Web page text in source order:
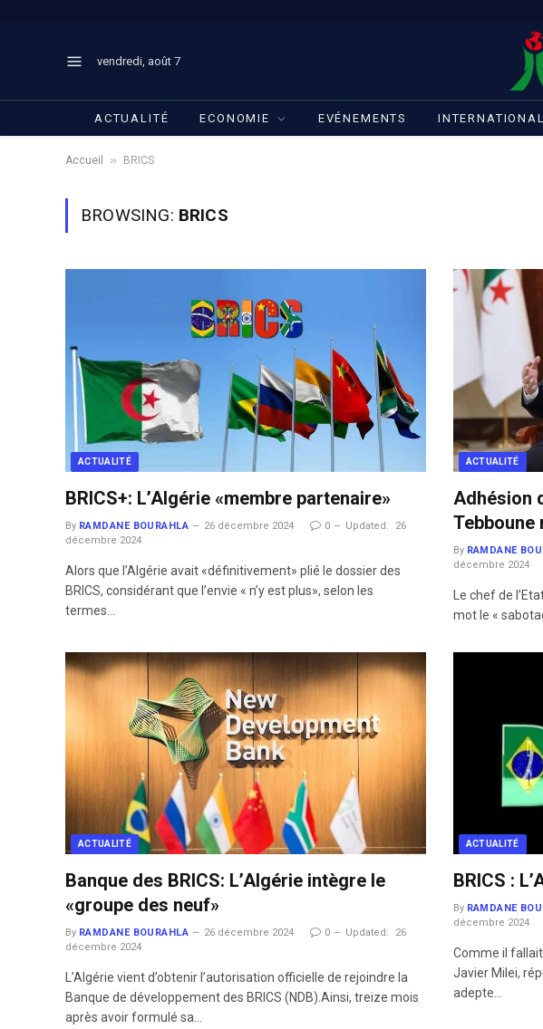
vendredi, août 7
ACTUALITÉ ECONOMIE EVÉNEMENTS INTERNATIONAL
Accueil » BRICS
BROWSING: BRICS
ACTUALITÉ
BRICS+: L’Algérie «membre partenaire»
By RAMDANE BOURAHLA 26 décembre 2024 0 Updated:
26
décembre 2024
Alors que l’Algérie avait «définitivement» plié le dossier des
BRICS, considérant que l’envie « n’y est plus», selon les
termes…
ACTUALITÉ
Adhésion
Tebboune
By RAMDANE
décembre 2024
Le chef de
mot le «
ACTUALITÉ
Banque des BRICS: L’Algérie intègre le
«groupe des neuf»
By RAMDANE BOURAHLA 26 décembre 2024 0 Updated:
26
décembre 2024
L’Algérie vient d’obtenir l’autorisation officielle de rejoindre la
Banque de développement des BRICS (NDB).Ainsi, treize mois
après avoir formulé sa…
ACTUALITÉ
BRICS :
By RAMDANE
décembre 2024
Comme il
Javier Milei,
adepte…